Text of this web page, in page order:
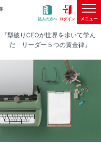
法人の方へ ログイン メニュー
『型破りCEOが世界を歩いて学ん
だ リーダー５つの黄金律』